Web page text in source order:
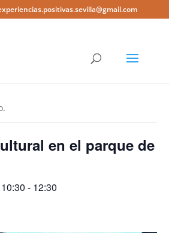
en el parque de
- 12:30